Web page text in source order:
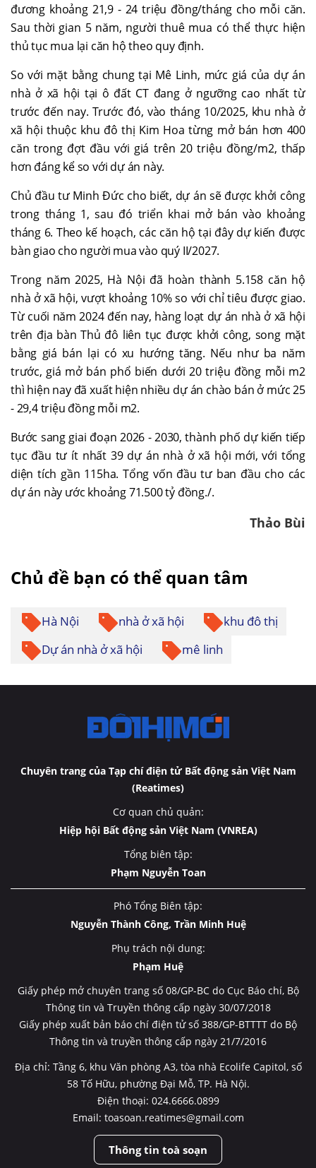
đương khoảng 21,9 - 24 triệu đồng/tháng cho mỗi căn.
Sau thời gian 5 năm, người thuê mua có thể thực hiện
thủ tục mua lại căn hộ theo quy định.
So với mặt bằng chung tại Mê Linh, mức giá của dự án
nhà ở xã hội tại ô đất CT đang ở ngưỡng cao nhất từ
trước đến nay. Trước đó, vào tháng 10/2025, khu nhà ở
xã hội thuộc khu đô thị Kim Hoa từng mở bán hơn 400
căn trong đợt đầu với giá trên 20 triệu đồng/m2, thấp
hơn đáng kể so với dự án này.
Chủ đầu tư Minh Đức cho biết, dự án sẽ được khởi công
trong tháng 1, sau đó triển khai mở bán vào khoảng
tháng 6. Theo kế hoạch, các căn hộ tại đây dự kiến được
bàn giao cho người mua vào quý II/2027.
Trong năm 2025, Hà Nội đã hoàn thành 5.158 căn hộ
nhà ở xã hội, vượt khoảng 10% so với chỉ tiêu được giao.
Từ cuối năm 2024 đến nay, hàng loạt dự án nhà ở xã hội
trên địa bàn Thủ đô liên tục được khởi công, song mặt
bằng giá bán lại có xu hướng tăng. Nếu như ba năm
trước, giá mở bán phổ biến dưới 20 triệu đồng mỗi m2
thì hiện nay đã xuất hiện nhiều dự án chào bán ở mức 25
- 29,4 triệu đồng mỗi m2.
Bước sang giai đoạn 2026 - 2030, thành phố dự kiến tiếp
tục đầu tư ít nhất 39 dự án nhà ở xã hội mới, với tổng
diện tích gần 115ha. Tổng vốn đầu tư ban đầu cho các
dự án này ước khoảng 71.500 tỷ đồng./.
Thảo Bùi
Chủ đề bạn có thể quan tâm
Hà Nội nhà ở xã hội
khu đô thị
Dự án nhà ở xã hội
mê linh
Chuyên trang của Tạp chí điện tử Bất động sản Việt Nam
(Reatimes)
Cơ quan chủ quản:
Hiệp hội Bất động sản Việt Nam (VNREA)
Tổng biên tập:
Phạm Nguyễn Toan
Phó Tổng Biên tập:
Nguyễn Thành Công, Trần Minh Huệ
Phụ trách nội dung:
Phạm Huệ
Giấy phép mở chuyên trang số 08/GP-BC do Cục Báo chí, Bộ
Thông tin và Truyền thông cấp ngày 30/07/2018
Giấy phép xuất bản báo chí điện tử số 388/GP-BTTTT do Bộ
Thông tin và truyền thông cấp ngày 21/7/2016
Địa chỉ: Tầng 6, khu Văn phòng A3, tòa nhà Ecolife Capitol, số
58 Tố Hữu, phường Đại Mỗ, TP. Hà Nội.
Điện thoại: 024.6666.0899
Email: toasoan.reatimes@gmail.com
Thông tin toà soạn